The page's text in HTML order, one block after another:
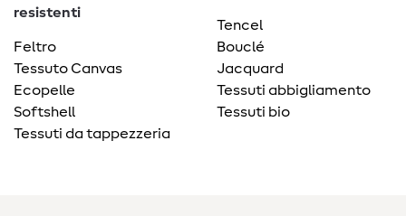
resistenti
Feltro
Tessuto Canvas
Ecopelle
Softshell
Tessuti da tappezzeria
Tencel
Bouclé
Jacquard
Tessuti abbigliamento
Tessuti bio